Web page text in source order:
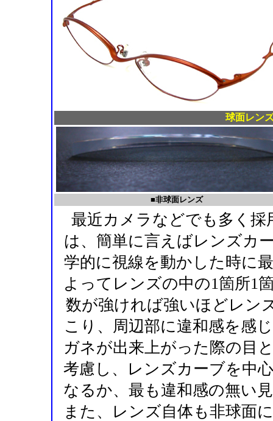
球面レン
■非球面レンズ
最近カメラなどでも多く
は、簡単に言えばレンズカ
学的に視線を動かした時に
よってレンズの中の1箇所1
数が強ければ強いほどレン
こり、周辺部に違和感を感
ガネが出来上がった際の目
考慮し、レンズカーブを中
なるか、最も違和感の無い
また、レンズ自体も非球面